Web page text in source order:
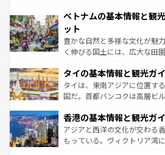
参照してほしい。
容にもいいと評判のスイーツ
照してほしい。
き、地方に足を延ばせば四季
できる。そして、キムチや焼
まで、さまざまな韓国料理が
らではのナイトライフも堪能
わってみてほし
覧 を参照してほしい。
ベトナムの基本情報と観
ット
豊かな自然と多様な文化が魅
く伸びる国土には、広大な田
急速な発展と共に伝統が息づ
ーチミン市のフランス統治時
醸し出している。また、バラ
とつ。フォーやバインミー、
ひ現地で味わいたい。どの地
が旅行者を迎えてくれるので
タイの基本情報と観光ガ
タイは、東南アジアに位置す
国だ。首都バンコクは高層ビ
の活気が交差している。北部
帯で自然と触れ合い、南部で
いビーチでリゾート気分を楽
香港の基本情報と観光ガ
アジアと西洋の文化が交わる
もっている。ヴィクトリア湾